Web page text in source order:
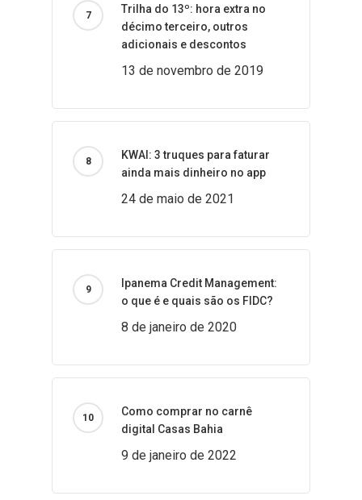
Trilha do 13º: hora extra no
décimo terceiro, outros
adicionais e descontos
13 de novembro de 2019
KWAI: 3 truques para faturar
ainda mais dinheiro no app
24 de maio de 2021
Ipanema Credit Management:
o que é e quais são os FIDC?
8 de janeiro de 2020
Como comprar no carnê
digital Casas Bahia
9 de janeiro de 2022